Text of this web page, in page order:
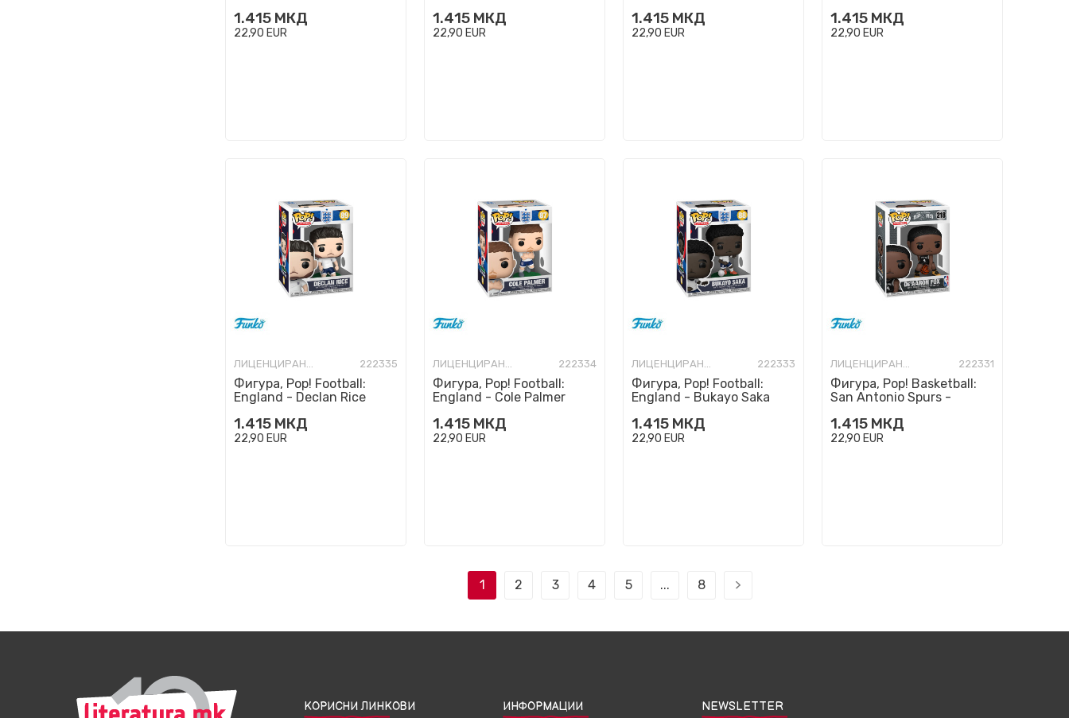
1.415 МКД
22,90 EUR
1.415 МКД
22,90 EUR
1.415 МКД
22,90 EUR
1.415 МКД
22,90 EUR
ЛИЦЕНЦИРАНИ ФИГУРИ И СЕТОВИ 222335
Фигура, Pop! Football:
England - Declan Rice
1.415 МКД
22,90 EUR
ЛИЦЕНЦИРАНИ ФИГУРИ И СЕТОВИ 222334
Фигура, Pop! Football:
England - Cole Palmer
1.415 МКД
22,90 EUR
ЛИЦЕНЦИРАНИ ФИГУРИ И СЕТОВИ 222333
Фигура, Pop! Football:
England - Bukayo Saka
1.415 МКД
22,90 EUR
ЛИЦЕНЦИРАНИ ФИГУРИ И СЕТОВИ 222331
Фигура, Pop! Basketball:
San Antonio Spurs -
1.415 МКД
22,90 EUR
1 2 3 4 5 ... 8
КОРИСНИ ЛИНКОВИ ИНФОРМАЦИИ NEWSLETTER